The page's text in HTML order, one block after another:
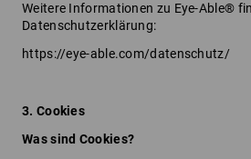
Weitere Informationen zu Eye-Able®
Datenschutzerklärung:
https://eye-able.com/datenschutz/
3. Cookies
Was sind Cookies?